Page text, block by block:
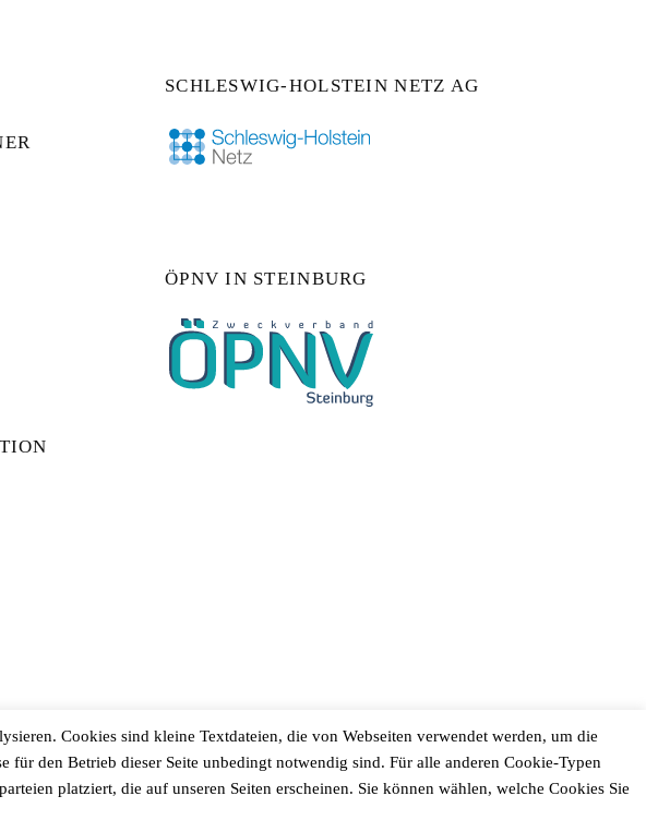
SCHLESWIG-HOLSTEIN NETZ AG
ÖPNV IN STEINBURG
Cookies sind kleine Textdateien, die von Webseiten verwendet werden, um die
den Betrieb dieser Seite unbedingt notwendig sind. Für alle anderen Cookie-Typen
platziert, die auf unseren Seiten erscheinen. Sie können wählen, welche Cookies Sie